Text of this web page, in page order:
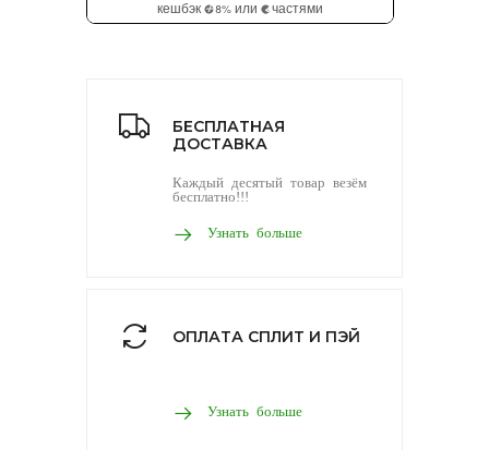
БЕСПЛАТНАЯ
ДОСТАВКА
Каждый десятый товар везём
бесплатно!!!
Узнать больше
ОПЛАТА СПЛИТ И ПЭЙ
Узнать больше